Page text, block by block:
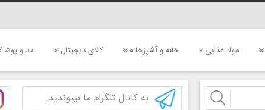
مواد غذایی خانه و آشپزخانه کالای دیجیتال مد و
به کانال تلگرام ما بپیوندید.